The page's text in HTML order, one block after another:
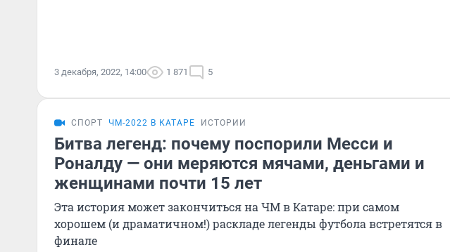
3 декабря, 2022, 14:00 1 871 5
СПОРТ ЧМ-2022 В КАТАРЕ ИСТОРИИ
Битва легенд: почему поспорили Месси и
Роналду — они меряются мячами, деньгами и
женщинами почти 15 лет
Эта история может закончиться на ЧМ в Катаре: при самом
хорошем (и драматичном!) раскладе легенды футбола встретятся в
финале